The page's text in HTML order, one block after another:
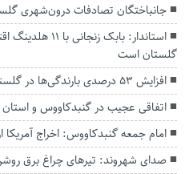
جانباختگان تصادفات درون‌شهری گلستان ۱۷ درصد
استاندار: بابک
گلستان است
افزایش ۵۳ درصدی بارندگی‌ها در گلستان
اتفاقی عجیب در‌ گنبدکاووس و
امام جمعه گنبدکاووس: اخراج
صدای شهروند: تیرهای چراغ برق